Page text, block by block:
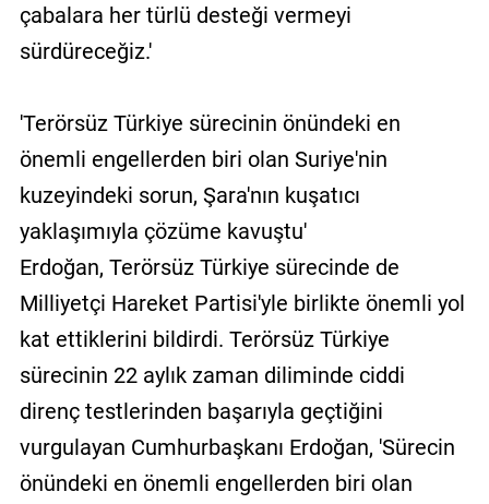
çabalara her türlü desteği vermeyi
sürdüreceğiz.'
'Terörsüz Türkiye sürecinin önündeki en
önemli engellerden biri olan Suriye'nin
kuzeyindeki sorun, Şara'nın kuşatıcı
yaklaşımıyla çözüme kavuştu'
Erdoğan, Terörsüz Türkiye sürecinde de
Milliyetçi Hareket Partisi'yle birlikte önemli yol
kat ettiklerini bildirdi. Terörsüz Türkiye
sürecinin 22 aylık zaman diliminde ciddi
direnç testlerinden başarıyla geçtiğini
vurgulayan Cumhurbaşkanı Erdoğan, 'Sürecin
önündeki en önemli engellerden biri olan